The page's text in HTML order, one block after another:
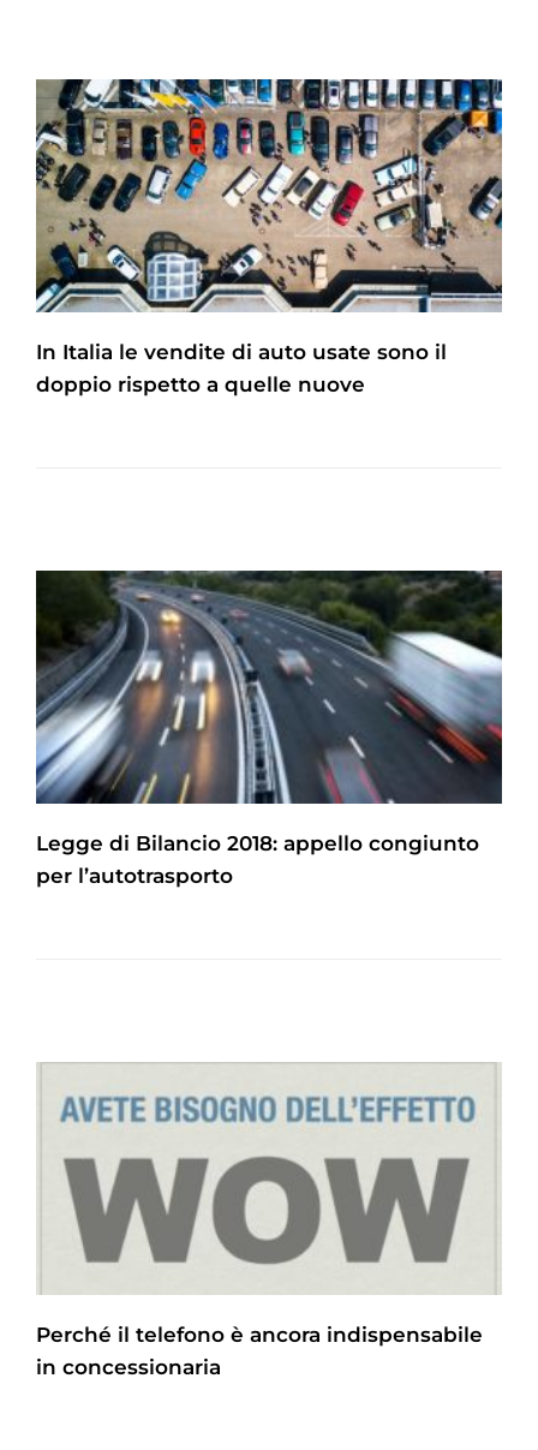
In Italia le vendite di auto usate sono il
doppio rispetto a quelle nuove
Legge di Bilancio 2018: appello congiunto
per l’autotrasporto
Perché il telefono è ancora indispensabile
in concessionaria